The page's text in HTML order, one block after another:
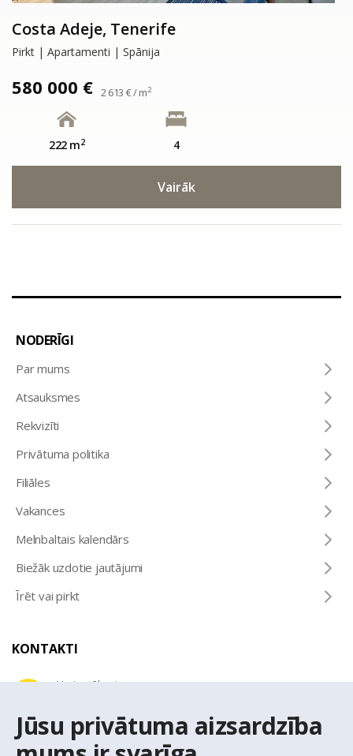
Jūsu privātuma aizsardzība
Costa Adeje, Tenerife
Pirkt | Apartamenti | Spānija
580 000 € 2 613 € / m2
222 m2 4
Vairāk
NODERĪGI
Par mums
Atsauksmes
Rekvizīti
Privātuma politika
Filiāles
Vakances
Melnbaltais kalendārs
Biežāk uzdotie jautājumi
Īrēt vai pirkt
KONTAKTI
Uzziņu tālrunis
E-pasta adrese